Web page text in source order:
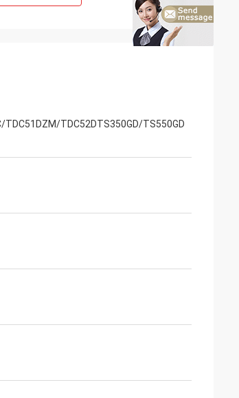
TDC51DZM/TDC52DTS350GD/TS550GD